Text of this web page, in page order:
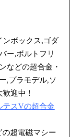
ンボックス,ゴダ
ー,ボルトフリ
などの超合金・
,プラモデル,ソ
迎中！
テスVの超合金
の超電磁マシー